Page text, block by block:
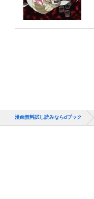
漫画無料試し読みならdブック